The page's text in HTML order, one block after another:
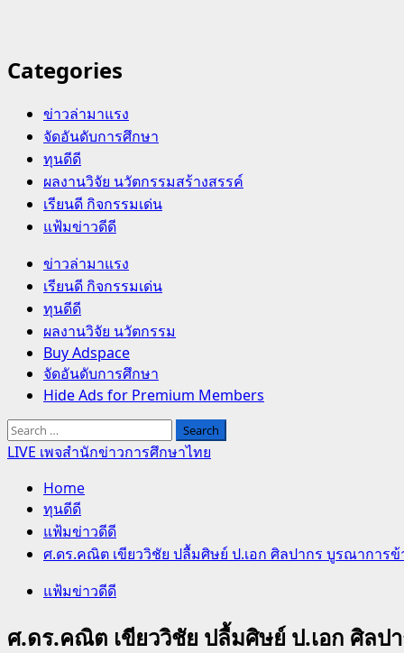
Categories
ข่าวล่ามาแรง
จัดอันดับการศึกษา
ทุนดีดี
ผลงานวิจัย นวัตกรรมสร้างสรรค์
เรียนดี กิจกรรมเด่น
แฟ้มข่าวดีดี
Primary
Menu
ข่าวล่ามาแรง
เรียนดี กิจกรรมเด่น
ทุนดีดี
ผลงานวิจัย นวัตกรรม
Buy Adspace
จัดอันดับการศึกษา
Hide Ads for Premium Members
Search
for:
LIVE เพจสำนักข่าวการศึกษาไทย
Home
ทุนดีดี
แฟ้มข่าวดีดี
ศ.ดร.คณิต เขียววิชัย ปลื้มศิษย์ ป.เอก ศิลปากร บูรณาการ
แฟ้มข่าวดีดี
ศ.ดร.คณิต เขียววิชัย ปลื้มศิษย์ ป.เอก ศิลป